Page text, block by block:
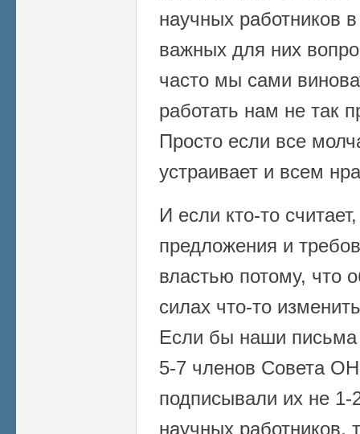
научных работников
важных для них
часто мы сами
работать нам не так
Просто если все
устраивает и всем
И если кто-то
предложения и
властью потому, что
силах что-то
Если бы наши письма
5-7 членов Совета
подписывали их не
научных работников,